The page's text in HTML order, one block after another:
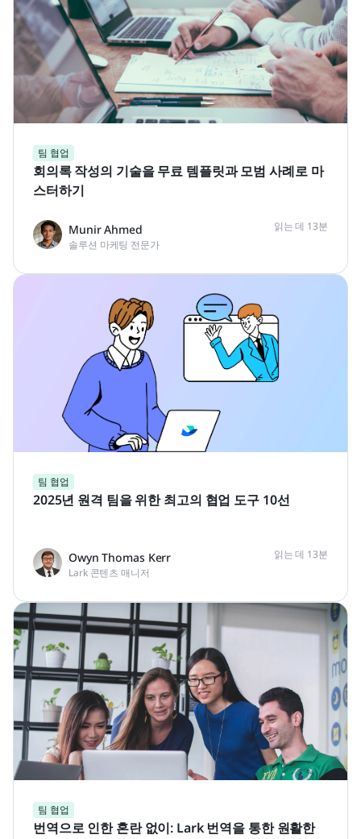
팀 협업
회의록 작성의 기술을 무료 템플릿과 모범 사례로 마
스터하기
Munir Ahmed
솔루션 마케팅 전문가
읽는 데 13분
팀 협업
2025년 원격 팀을 위한 최고의 협업 도구 10선
Owyn Thomas Kerr
Lark 콘텐츠 매니저
읽는 데 13분
팀 협업
번역으로 인한 혼란 없이: Lark 번역을 통한 원활한